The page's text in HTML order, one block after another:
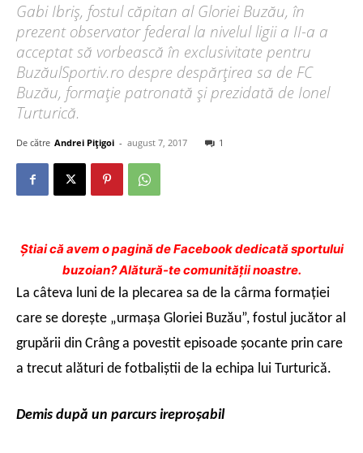
Gabi Ibriş, fostul căpitan al Gloriei Buzău, în
prezent observator federal la nivelul ligii a II-a a
acceptat să vorbească în exclusivitate pentru
BuzăulSportiv.ro despre despărţirea sa de FC
Buzău, formaţie patronată şi prezidată de Ionel
Turturică.
De către Andrei Pițigoi - august 7, 2017 1
Ştiai că avem o pagină de Facebook dedicată sportului
buzoian? Alătură-te comunității noastre.
La câteva luni de la plecarea sa de la cârma formaţiei
care se doreşte „urmaşa Gloriei Buzău”, fostul jucător al
grupării din Crâng a povestit episoade şocante prin care
a trecut alături de fotbaliştii de la echipa lui Turturică.
Demis după un parcurs ireproşabil